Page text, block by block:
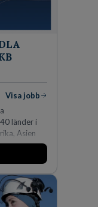
Visa jobb
länder i
Asien
har några
Stockholm,
kan vi
unik,